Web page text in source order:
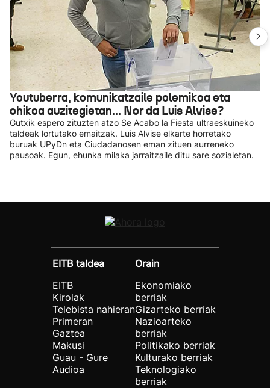
Youtuberra, komunikatzaile polemikoa eta
ohikoa auzitegietan... Nor da Luis Alvise?
Gutxik espero zituzten atzo Se Acabo la Fiesta ultraeskuineko
taldeak lortutako emaitzak. Luis Alvise elkarte horretako
buruak UPyDn eta Ciudadanosen eman zituen aurreneko
pausoak. Egun, ehunka milaka jarraitzaile ditu sare sozialetan.
EITB taldea
EITB
Kirolak
Telebista nahieran
Primeran
Gaztea
Makusi
Guau - Gure
Audioa
Orain
Ekonomiako
berriak
Gizarteko berriak
Nazioarteko
berriak
Politikako berriak
Kulturako berriak
Teknologiako
berriak